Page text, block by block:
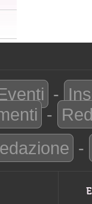
-
-
-